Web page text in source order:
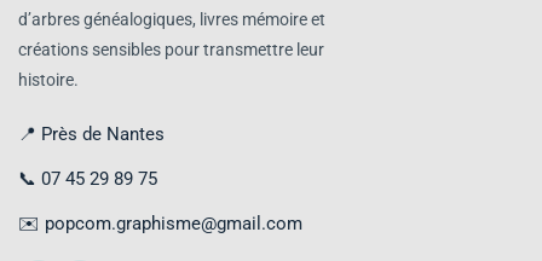
d’arbres généalogiques, livres mémoire et
créations sensibles pour transmettre leur
histoire.
📍 Près de Nantes
📞 07 45 29 89 75
✉️ popcom.graphisme@gmail.com